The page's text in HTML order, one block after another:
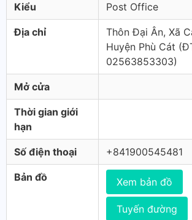
Kiểu Post Office
Địa chỉ
Thôn Đại Ân, Xã
Huyện Phù Cát
02563853303)
Mở cửa
Thời gian giới
hạn
Số điện thoại +841900545481
Bản đồ Xem bản đồ
Tuyến đường